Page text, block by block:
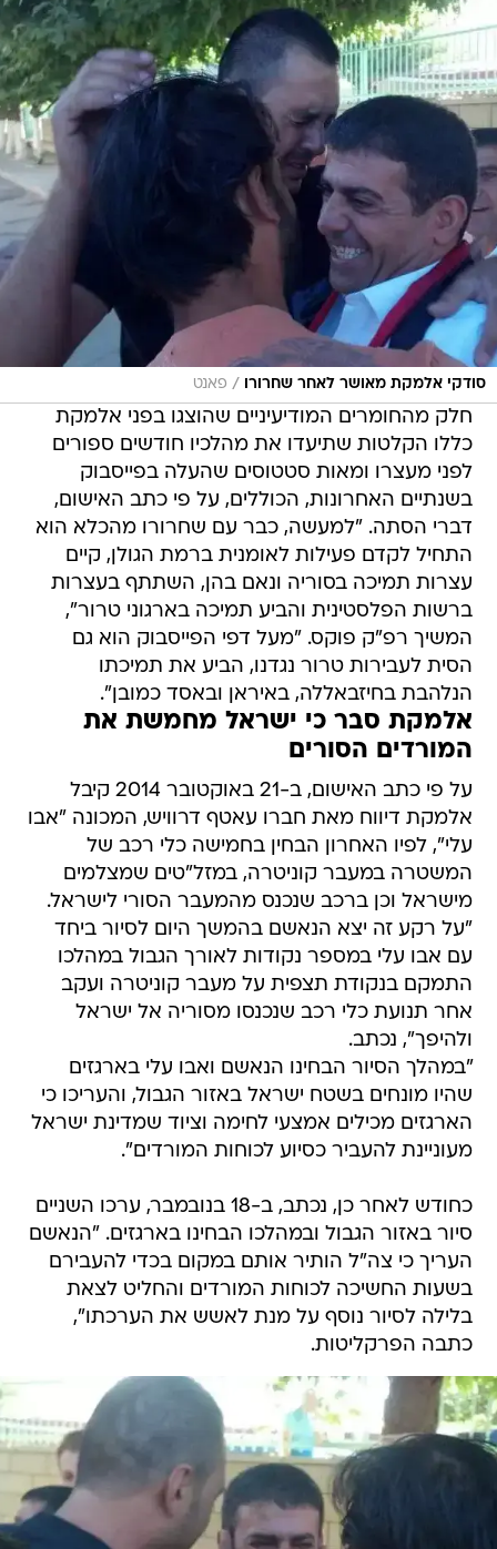
סודקי אלמקת מאושר לאחר שחרורו / פאנט
חלק מהחומרים המודיעיניים שהוצגו בפני אלמקת
כללו הקלטות שתיעדו את מהלכיו חודשים ספורים
לפני מעצרו ומאות סטטוסים שהעלה בפייסבוק
בשנתיים האחרונות, הכוללים, על פי כתב האישום,
דברי הסתה. "למעשה, כבר עם שחרורו מהכלא הוא
התחיל לקדם פעילות לאומנית ברמת הגולן, קיים
עצרות תמיכה בסוריה ונאם בהן, השתתף בעצרות
ברשות הפלסטינית והביע תמיכה בארגוני טרור",
המשיך רפ"ק פוקס. "מעל דפי הפייסבוק הוא גם
הסית לעבירות טרור נגדנו, הביע את תמיכתו
הנלהבת בחיזבאללה, באיראן ובאסד כמובן".
אלמקת סבר כי ישראל מחמשת את
המורדים הסורים
על פי כתב האישום, ב-21 באוקטובר 2014 קיבל
אלמקת דיווח מאת חברו עאטף דרוויש, המכונה "אבו
עלי", לפיו האחרון הבחין בחמישה כלי רכב של
המשטרה במעבר קוניטרה, במזל"טים שמצלמים
מישראל וכן ברכב שנכנס מהמעבר הסורי לישראל.
"על רקע זה יצא הנאשם בהמשך היום לסיור ביחד
עם אבו עלי במספר נקודות לאורך הגבול במהלכו
התמקם בנקודת תצפית על מעבר קוניטרה ועקב
אחר תנועת כלי רכב שנכנסו מסוריה אל ישראל
ולהיפך", נכתב.
"במהלך הסיור הבחינו הנאשם ואבו עלי בארגזים
שהיו מונחים בשטח ישראל באזור הגבול, והעריכו כי
הארגזים מכילים אמצעי לחימה וציוד שמדינת ישראל
מעוניינת להעביר כסיוע לכוחות המורדים".
כחודש לאחר כן, נכתב, ב-18 בנובמבר, ערכו השניים
סיור באזור הגבול ובמהלכו הבחינו בארגזים. "הנאשם
העריך כי צה"ל הותיר אותם במקום בכדי להעבירם
בשעות החשיכה לכוחות המורדים והחליט לצאת
בלילה לסיור נוסף על מנת לאשש את הערכתו",
כתבה הפרקליטות.